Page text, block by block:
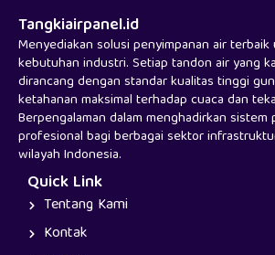
Tangkiairpanel.id
Menyediakan solusi penyimpanan air
kebutuhan industri. Setiap tandon air yang
dirancang dengan standar kualitas tinggi
ketahanan maksimal terhadap cuaca dan
Berpengalaman dalam menghadirkan sistem
profesional bagi berbagai sektor
wilayah Indonesia.
Quick Link
Tentang Kami
Kontak